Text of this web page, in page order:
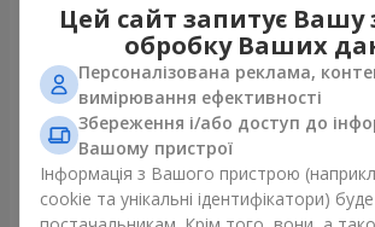
Фонтан куль “Світ чудес”
Замовити
рождения"
Цей сайт запитує Вашу
обробку Ваших
Персоналізована реклама,
вимірювання ефективності
Збереження і/або доступ до
Вашому пристрої
Інформація з Вашого пристрою
cookie та унікальні ідентифікатори)